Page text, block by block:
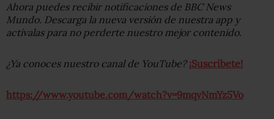
Ahora puedes recibir notificaciones de BBC News
Mundo. Descarga la nueva versión de nuestra app y
actívalas para no perderte nuestro mejor contenido.
¿Ya conoces nuestro canal de YouTube? ¡Suscríbete!
https://www.youtube.com/watch?v=9mqvNmYz5Vo